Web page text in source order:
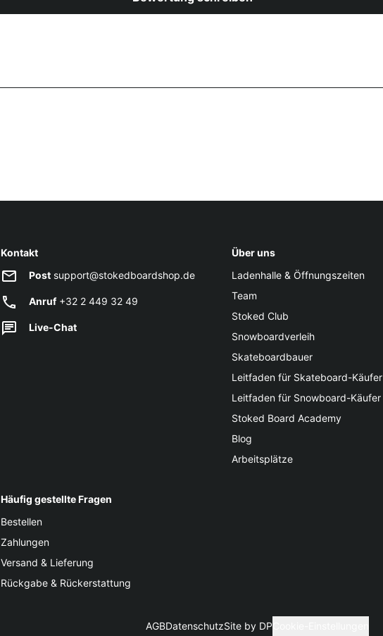
Häufig gestellte Fragen
Bestellen
Zahlungen
Versand & Lieferung
Rückgabe & Rückerstattung
Über uns
Ladenhalle & Öffnungszeiten
Team
Stoked Club
Snowboardverleih
Skateboardbauer
Leitfaden für Skateboard-Käufer
Leitfaden für Snowboard-Käufer
Stoked Board Academy
Blog
Arbeitsplätze
Kontakt
Post support@stokedboardshop.de
Anruf+32 2 449 32 49
Live-Chat
AGBDatenschutzSite by DP